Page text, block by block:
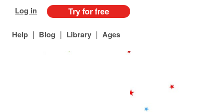
Log in Try for free
Help | Blog | Library | Ages